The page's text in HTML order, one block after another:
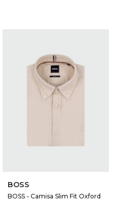
BOSS
BOSS - Camisa Slim Fit Oxford